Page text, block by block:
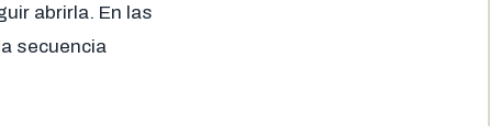
abrirla. En las
secuencia